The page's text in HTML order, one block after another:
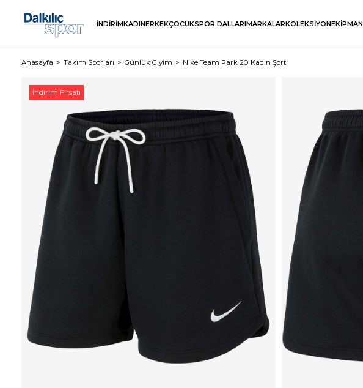
İNDİRİMKADINERKEKÇOCUKSPOR DALLARIMARKALARKOLEKSİYONEKİPMAN
Anasayfa Takım Sporları Günlük Giyim Nike Team Park 20 Kadın Şort
İndirim Fırsatı